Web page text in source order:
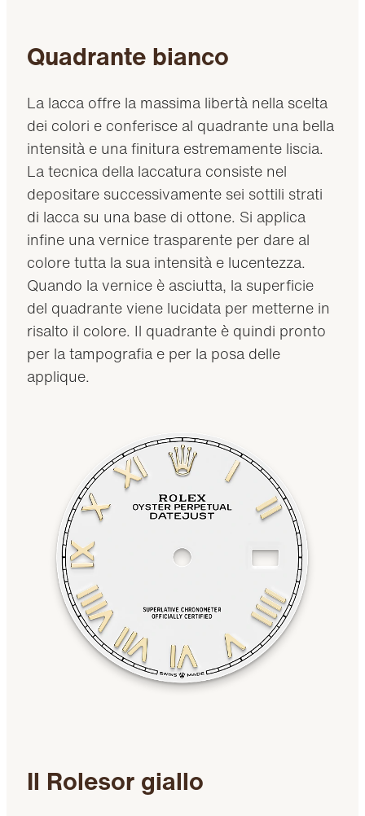
Quadrante bianco
La lacca offre la massima libertà nella scelta
dei colori e conferisce al quadrante una bella
intensità e una finitura estremamente liscia.
La tecnica della laccatura consiste nel
depositare successivamente sei sottili strati
di lacca su una base di ottone. Si applica
infine una vernice trasparente per dare al
colore tutta la sua intensità e lucentezza.
Quando la vernice è asciutta, la superficie
del quadrante viene lucidata per metterne in
risalto il colore. Il quadrante è quindi pronto
per la tampografia e per la posa delle
applique.
Il Rolesor giallo